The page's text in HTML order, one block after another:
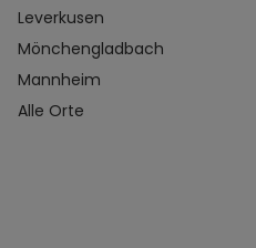
Leverkusen
Mönchengladbach
Mannheim
Alle Orte